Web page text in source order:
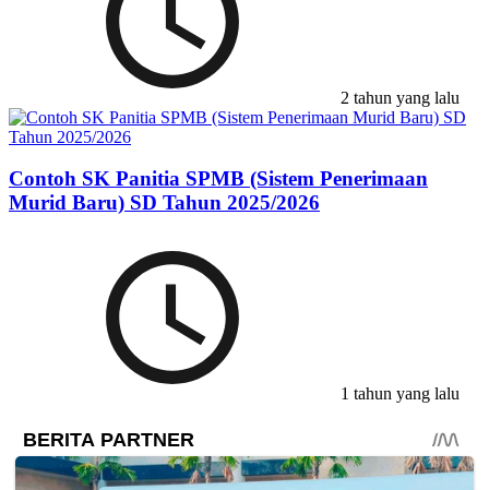
2 tahun yang lalu
Contoh SK Panitia SPMB (Sistem Penerimaan
Murid Baru) SD Tahun 2025/2026
1 tahun yang lalu